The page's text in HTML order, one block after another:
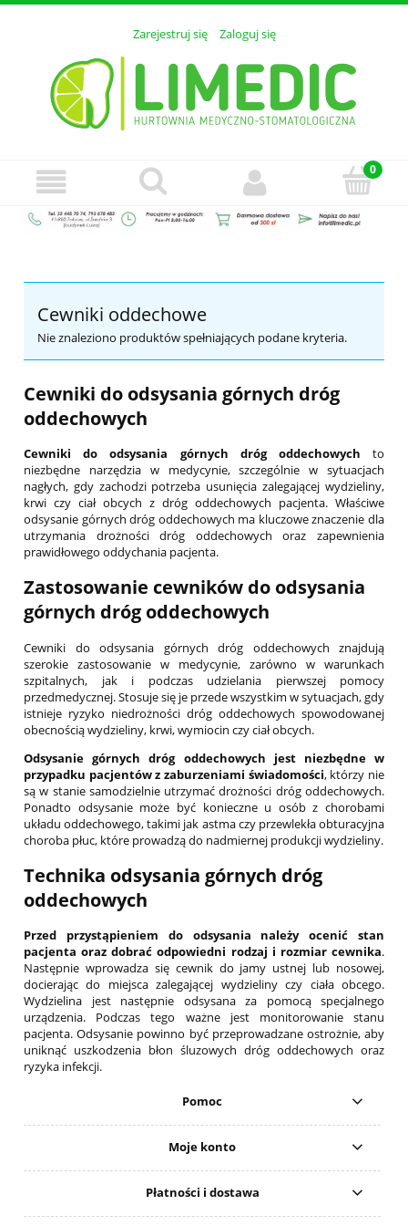
Zarejestruj się Zaloguj się
Cewniki oddechowe
Nie znaleziono produktów spełniających podane kryteria.
Cewniki do odsysania górnych dróg
oddechowych
Cewniki do odsysania górnych dróg oddechowych to
niezbędne narzędzia w medycynie, szczególnie w sytuacjach
nagłych, gdy zachodzi potrzeba usunięcia zalegającej wydzieliny,
krwi czy ciał obcych z dróg oddechowych pacjenta. Właściwe
odsysanie górnych dróg oddechowych ma kluczowe znaczenie dla
utrzymania drożności dróg oddechowych oraz zapewnienia
prawidłowego oddychania pacjenta.
Zastosowanie cewników do odsysania
górnych dróg oddechowych
Cewniki do odsysania górnych dróg oddechowych znajdują
szerokie zastosowanie w medycynie, zarówno w warunkach
szpitalnych, jak i podczas udzielania pierwszej pomocy
przedmedycznej. Stosuje się je przede wszystkim w sytuacjach, gdy
istnieje ryzyko niedrożności dróg oddechowych spowodowanej
obecnością wydzieliny, krwi, wymiocin czy ciał obcych.
Odsysanie górnych dróg oddechowych jest niezbędne w
przypadku pacjentów z zaburzeniami świadomości, którzy nie
są w stanie samodzielnie utrzymać drożności dróg oddechowych.
Ponadto odsysanie może być konieczne u osób z chorobami
układu oddechowego, takimi jak astma czy przewlekła obturacyjna
choroba płuc, które prowadzą do nadmiernej produkcji wydzieliny.
Technika odsysania górnych dróg
oddechowych
Przed przystąpieniem do odsysania należy ocenić stan
pacjenta oraz dobrać odpowiedni rodzaj i rozmiar cewnika.
Następnie wprowadza się cewnik do jamy ustnej lub nosowej,
docierając do miejsca zalegającej wydzieliny czy ciała obcego.
Wydzielina jest następnie odsysana za pomocą specjalnego
urządzenia. Podczas tego ważne jest monitorowanie stanu
pacjenta. Odsysanie powinno być przeprowadzane ostrożnie, aby
uniknąć uszkodzenia błon śluzowych dróg oddechowych oraz
ryzyka infekcji.
Pomoc
Moje konto
Płatności i dostawa